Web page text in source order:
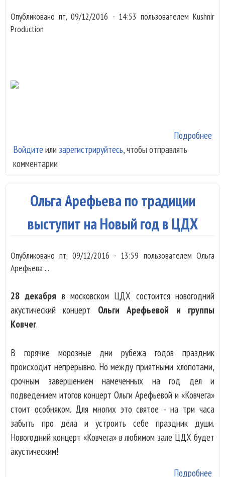
Опубликованопт, 09/12/2016 - 14:53 пользователемKushnir
Production
Подробнее
Войдите или зарегистрируйтесь, чтобы отправлять
комментарии
Ольга Арефьева по традиции
выступит на Новый год в ЦДХ
Опубликованопт, 09/12/2016 - 13:59 пользователемОльга
Арефьева ...
28 декабря в московском ЦДХ состоится новогодний
акустический концерт Ольги Арефьевой и группы
Ковчег.
В горячие морозные дни рубежа годов праздник
происходит непрерывно. Но между приятными хлопотами,
срочным завершением намеченных на год дел и
подведением итогов концерт Ольги Арефьевой и «Ковчега»
стоит особняком. Для многих это святое - на три часа
забыть про дела и устроить себе праздник души.
Новогодний концерт «Ковчега» в любимом зале ЦДХ будет
акустическим!
Подробнее